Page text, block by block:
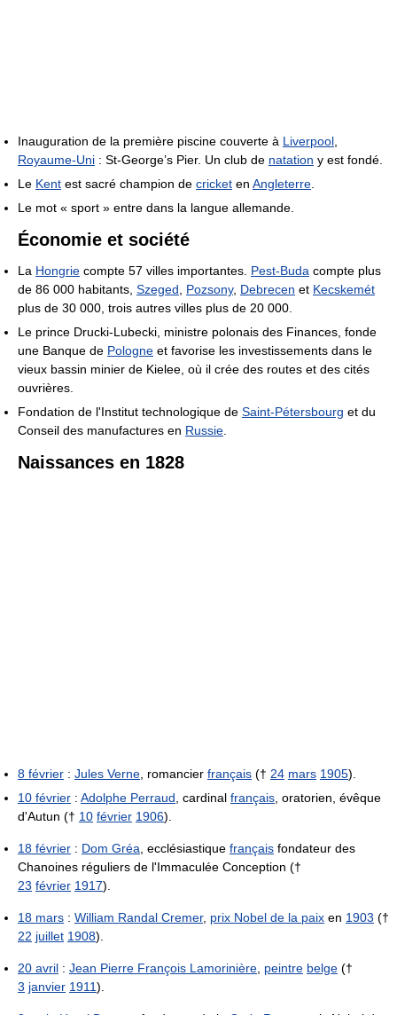
Inauguration de la première piscine couverte à Liverpool,
Royaume-Uni : St-George’s Pier. Un club de natation y est fondé.
Le Kent est sacré champion de cricket en Angleterre.
Le mot « sport » entre dans la langue allemande.
Économie et société
La Hongrie compte 57 villes importantes. Pest-Buda compte plus
de 86 000 habitants, Szeged, Pozsony, Debrecen et Kecskemét
plus de 30 000, trois autres villes plus de 20 000.
Le prince Drucki-Lubecki, ministre polonais des Finances, fonde
une Banque de Pologne et favorise les investissements dans le
vieux bassin minier de Kielee, où il crée des routes et des cités
ouvrières.
Fondation de l'Institut technologique de Saint-Pétersbourg et du
Conseil des manufactures en Russie.
Naissances en 1828
8 février : Jules Verne, romancier français († 24 mars 1905).
10 février : Adolphe Perraud, cardinal français, oratorien, évêque
d'Autun († 10 février 1906).
18 février : Dom Gréa, ecclésiastique français fondateur des
Chanoines réguliers de l'Immaculée Conception (†
23 février 1917).
18 mars : William Randal Cremer, prix Nobel de la paix en 1903 (†
22 juillet 1908).
20 avril : Jean Pierre François Lamorinière, peintre belge (†
3 janvier 1911).